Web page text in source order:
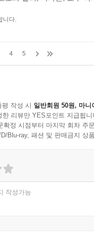
계의 초침은 뭔가에 쫓기
이런 레이스를, 그리고
아 이 땅을 찾았다. 그런
. 반대로 Y는 현실에 등
것이라면 진아에 이르
착각에 빠지곤 합니다.
다. 요술처럼 손에서 물
5장 지옥 기조음」 중에서
니다.
4 5
작성 시 일반회원 50원, 마니
리뷰만 YES포인트 지급됩니
확정 시점부터 마지막 회차 주
Blu-ray, 패션 및 판매금지 상
작성가능